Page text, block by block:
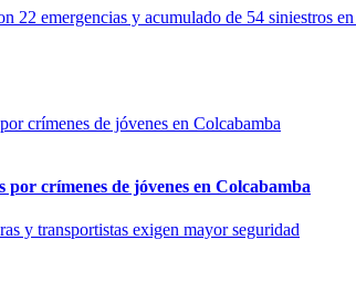
22 emergencias y acumulado de 54 siniestros
crímenes de jóvenes en Colcabamba